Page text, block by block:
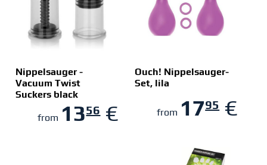
Nippelsauger -
Vacuum Twist
Suckers black
from 1356€
ZUM SHOP
Ouch! Nippelsauger-
Set, lila
from 1795€